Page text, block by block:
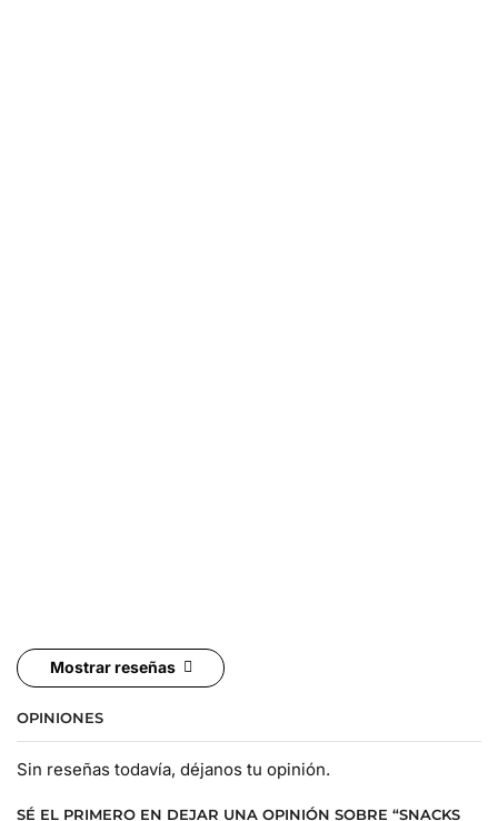
Mostrar reseñas
OPINIONES
Sin reseñas todavía, déjanos tu opinión.
SÉ EL PRIMERO EN DEJAR UNA OPINIÓN SOBRE “SNACKS